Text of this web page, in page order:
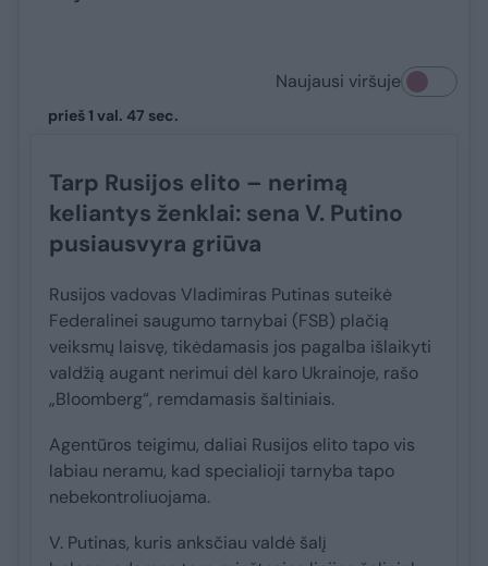
Naujausi viršuje
prieš 1 val. 47 sec.
Tarp Rusijos elito – nerimą
keliantys ženklai: sena V. Putino
pusiausvyra griūva
Rusijos vadovas Vladimiras Putinas suteikė
Federalinei saugumo tarnybai (FSB) plačią
veiksmų laisvę, tikėdamasis jos pagalba išlaikyti
valdžią augant nerimui dėl karo Ukrainoje, rašo
„Bloomberg“, remdamasis šaltiniais.
Agentūros teigimu, daliai Rusijos elito tapo vis
labiau neramu, kad specialioji tarnyba tapo
nebekontroliuojama.
V. Putinas, kuris anksčiau valdė šalį